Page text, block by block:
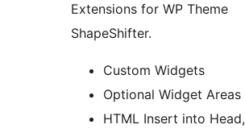
Extensions for WP Theme
ShapeShifter.
Custom Widgets
Optional Widget Areas
HTML Insert into Head,